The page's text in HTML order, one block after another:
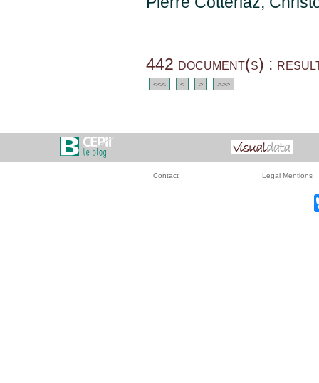
442 document(s) :
<<< < > >>>
Contact Legal Mentions